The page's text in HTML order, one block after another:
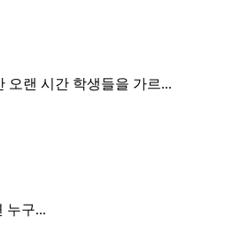
오랜 시간 학생들을 가르...
누구...